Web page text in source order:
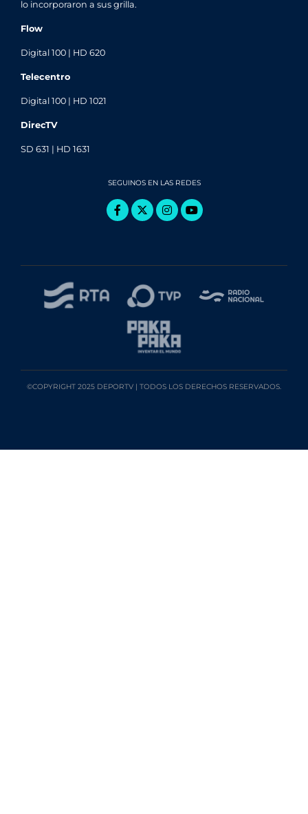
lo incorporaron a sus grilla.
Flow
Digital 100 | HD 620
Telecentro
Digital 100 | HD 1021
DirecTV
SD 631 | HD 1631
SEGUINOS EN LAS REDES
©COPYRIGHT 2025 DEPORTV | TODOS LOS DERECHOS RESERVADOS.